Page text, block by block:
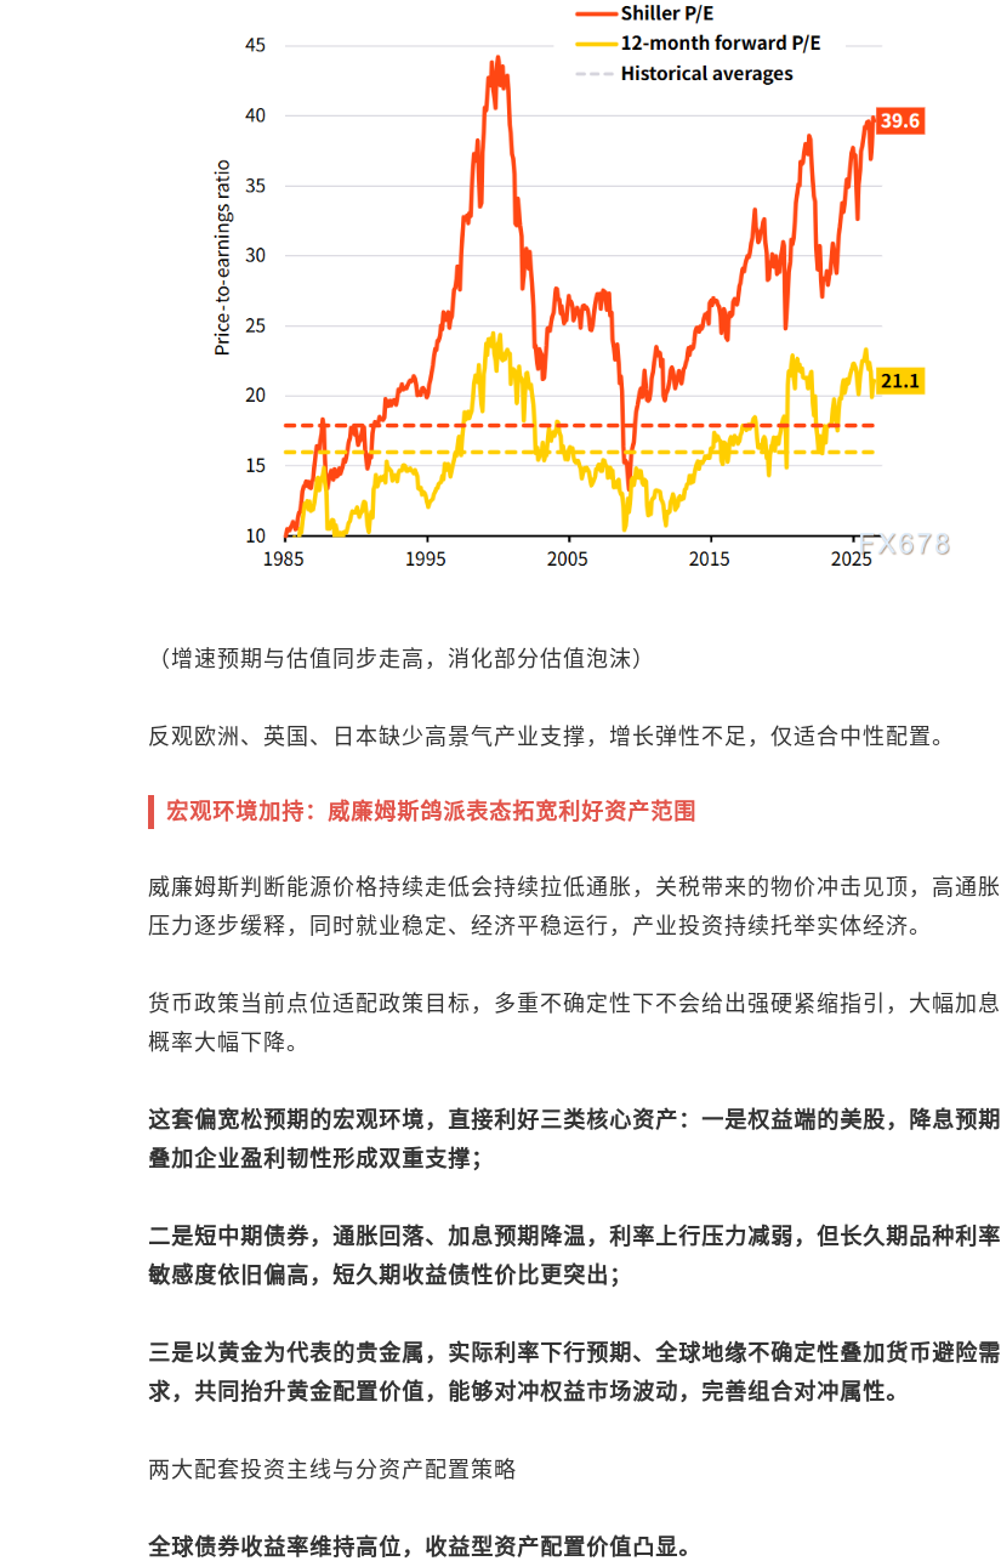
（增速预期与估值同步走高，消化部分估值泡沫）
反观欧洲、英国、日本缺少高景气产业支撑，增长弹性不足，仅适合中性配置。
宏观环境加持：威廉姆斯鸽派表态拓宽利好资产范围
威廉姆斯判断能源价格持续走低会持续拉低通胀，关税带来的物价冲击见顶，高通胀
压力逐步缓释，同时就业稳定、经济平稳运行，产业投资持续托举实体经济。
货币政策当前点位适配政策目标，多重不确定性下不会给出强硬紧缩指引，大幅加息
概率大幅下降。
这套偏宽松预期的宏观环境，直接利好三类核心资产：一是权益端的美股，降息预期
叠加企业盈利韧性形成双重支撑；
二是短中期债券，通胀回落、加息预期降温，利率上行压力减弱，但长久期品种利率
敏感度依旧偏高，短久期收益债性价比更突出；
三是以黄金为代表的贵金属，实际利率下行预期、全球地缘不确定性叠加货币避险需
求，共同抬升黄金配置价值，能够对冲权益市场波动，完善组合对冲属性。
两大配套投资主线与分资产配置策略
全球债券收益率维持高位，收益型资产配置价值凸显。